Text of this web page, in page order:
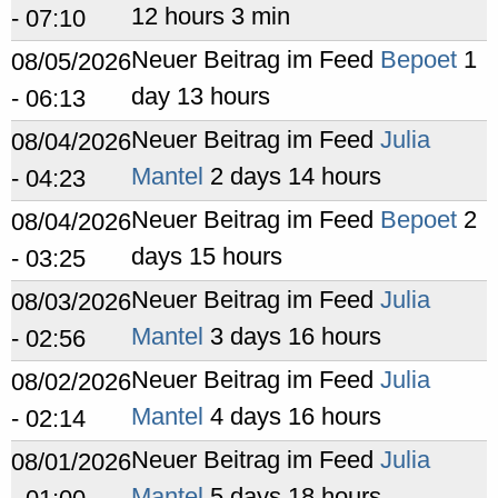
- 07:10
12 hours 3 min
08/05/2026
- 06:13
Neuer Beitrag im Feed Bepoet 1
day 13 hours
08/04/2026
- 04:23
Neuer Beitrag im Feed Julia
Mantel 2 days 14 hours
08/04/2026
- 03:25
Neuer Beitrag im Feed Bepoet 2
days 15 hours
08/03/2026
- 02:56
Neuer Beitrag im Feed Julia
Mantel 3 days 16 hours
08/02/2026
- 02:14
Neuer Beitrag im Feed Julia
Mantel 4 days 16 hours
08/01/2026Neuer Beitrag im Feed Julia